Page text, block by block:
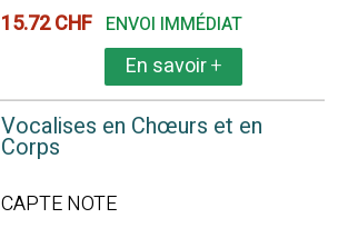
15.72 CHF ENVOI IMMÉDIAT
En savoir+
Vocalises en Chœurs et en
Corps
CAPTE NOTE